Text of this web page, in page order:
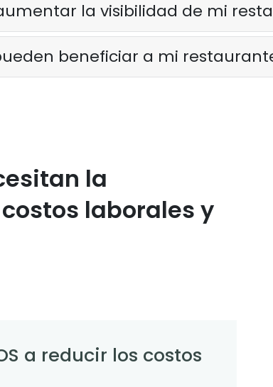
la visibilidad de mi
beneficiar a mi
la
laborales y
a reducir los costos